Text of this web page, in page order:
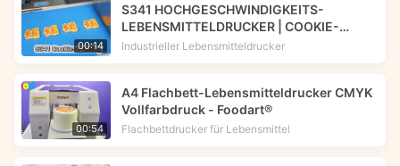
00:14
S341 HOCHGESCHWINDIGKEITS-
LEBENSMITTELDRUCKER | COOKIE-
DRUCK | DRUCKER MIT ESSBARER TINTE |
Industrieller Lebensmitteldrucker
00:54
A4 Flachbett-Lebensmitteldrucker CMYK
Vollfarbdruck - Foodart®
Flachbettdrucker für Lebensmittel